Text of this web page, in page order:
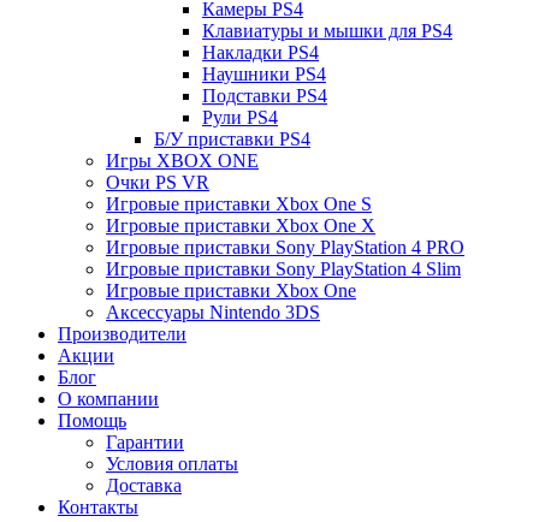
Камеры PS4
Клавиатуры и мышки для PS4
Накладки PS4
Наушники PS4
Подставки PS4
Рули PS4
Б/У приставки PS4
Игры XBOX ONE
Очки PS VR
Игровые приставки Xbox One S
Игровые приставки Xbox One X
Игровые приставки Sony PlayStation 4 PRO
Игровые приставки Sony PlayStation 4 Slim
Игровые приставки Xbox One
Аксессуары Nintendo 3DS
Производители
Акции
Блог
О компании
Помощь
Гарантии
Условия оплаты
Доставка
Контакты